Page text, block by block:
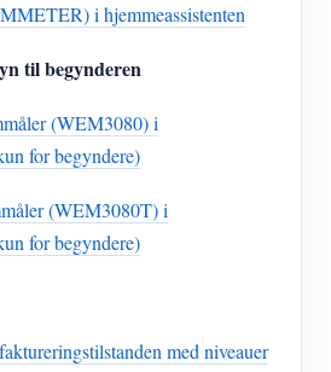
i hjemmeassistenten
til begynderen
(WEM3080) i
for begyndere)
(WEM3080T) i
for begyndere)
med niveauer